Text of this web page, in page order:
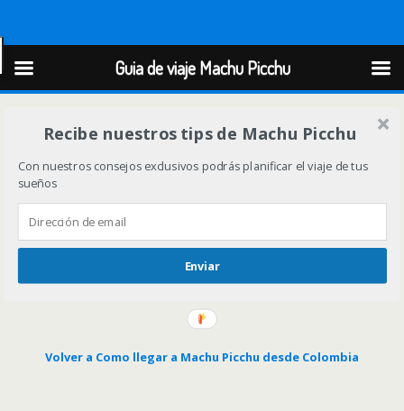
Guia de viaje Machu Picchu
Recibe nuestros tips de Machu Picchu
Con nuestros consejos exclusivos podrás planificar el viaje de tus
sueños
Enviar
Volver a Como llegar a Machu Picchu desde Colombia
Guia de viaje Machu Picchu